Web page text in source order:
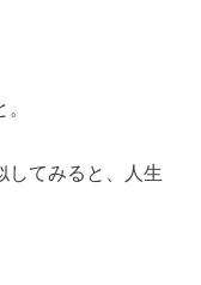
してみると、人生